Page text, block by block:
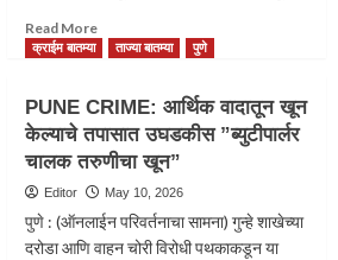
तब्बल
पाणी….
Read MoreRead
more
अण्णासाहेब
पाटील
आर्थिक
मागास
विकास
महामंडळाला
१५०
क्राईम बातम्या ताज्या बातम्या पुणे
PUNE CRIME: आर्थिक वादातून खून
केल्याचे तपासात उघडकीस ”ब्युटीपार्लर
चालक तरुणीचा खून”
Editor May 10, 2026
पुणे : (ऑनलाईन परिवर्तनाचा सामना) गुन्हे शाखेच्या
दरोडा आणि वाहन चोरी विरोधी पथकाकडून या